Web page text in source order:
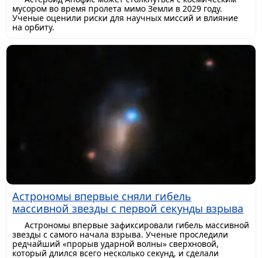
мусором во время пролета мимо Земли в 2029 году.
Ученые оценили риски для научных миссий и влияние
на орбиту.
Астрономы впервые сняли гибель
массивной звезды с первой секунды взрыва
Астрономы впервые зафиксировали гибель массивной
звезды с самого начала взрыва. Ученые проследили
редчайший «прорыв ударной волны» сверхновой,
который длился всего несколько секунд, и сделали